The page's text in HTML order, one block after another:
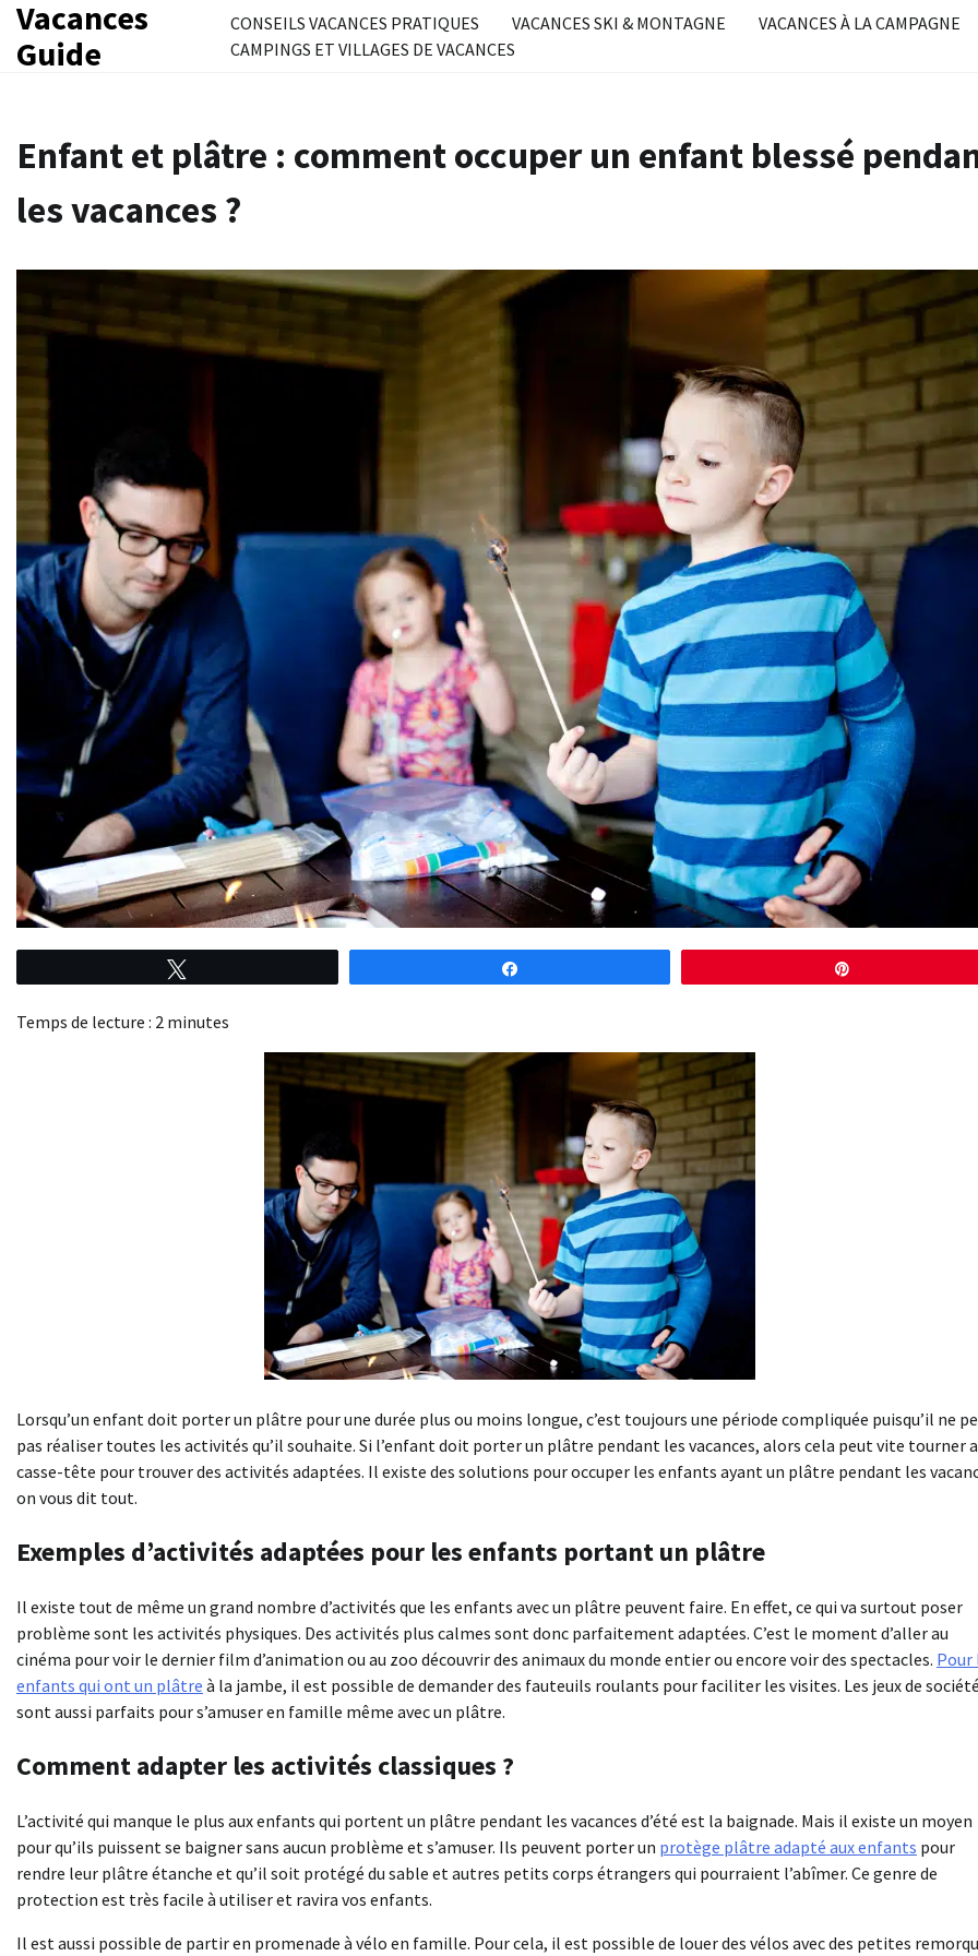
Skip
content
Vacances
Guide
CONSEILS VACANCES PRATIQUES VACANCES SKI & MONTAGNE VACANCES À LA CAMPAGNE
CAMPINGS ET VILLAGES DE VACANCES
Enfant et plâtre : comment occuper un enfant blessé
les vacances ?
Temps de lecture : 2 minutes
Lorsqu’un enfant doit porter un plâtre pour une durée plus ou moins longue, c’est toujours une période compliquée puisqu’il ne
pas réaliser toutes les activités qu’il souhaite. Si l’enfant doit porter un plâtre pendant les vacances, alors cela peut vite tourner
casse-tête pour trouver des activités adaptées. Il existe des solutions pour occuper les enfants ayant un plâtre pendant les
on vous dit tout.
Exemples d’activités adaptées pour les enfants portant un plâtre
Il existe tout de même un grand nombre d’activités que les enfants avec un plâtre peuvent faire. En effet, ce qui va surtout poser
problème sont les activités physiques. Des activités plus calmes sont donc parfaitement adaptées. C’est le moment d’aller au
cinéma pour voir le dernier film d’animation ou au zoo découvrir des animaux du monde entier ou encore voir des spectacles. Pour
enfants qui ont un plâtre à la jambe, il est possible de demander des fauteuils roulants pour faciliter les visites. Les jeux de société
sont aussi parfaits pour s’amuser en famille même avec un plâtre.
Comment adapter les activités classiques ?
L’activité qui manque le plus aux enfants qui portent un plâtre pendant les vacances d’été est la baignade. Mais il existe un moyen
pour qu’ils puissent se baigner sans aucun problème et s’amuser. Ils peuvent porter un protège plâtre adapté aux enfants pour
rendre leur plâtre étanche et qu’il soit protégé du sable et autres petits corps étrangers qui pourraient l’abîmer. Ce genre de
protection est très facile à utiliser et ravira vos enfants.
Il est aussi possible de partir en promenade à vélo en famille. Pour cela, il est possible de louer des vélos avec des petites